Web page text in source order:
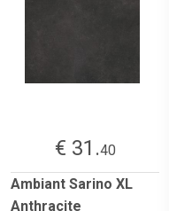
€ 31.40
Ambiant Sarino XL
Anthracite